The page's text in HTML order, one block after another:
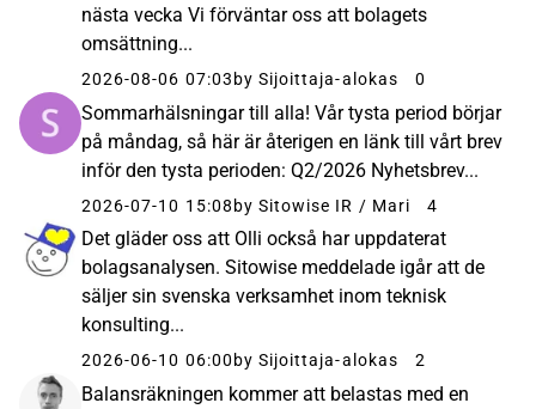
nästa vecka Vi förväntar oss att bolagets
omsättning...
2026-08-06 07:03 by Sijoittaja-alokas 0
Sommarhälsningar till alla! Vår tysta period börjar
på måndag, så här är återigen en länk till vårt brev
inför den tysta perioden: Q2/2026 Nyhetsbrev...
2026-07-10 15:08 by Sitowise IR / Mari 4
Det gläder oss att Olli också har uppdaterat
bolagsanalysen. Sitowise meddelade igår att de
säljer sin svenska verksamhet inom teknisk
konsulting...
2026-06-10 06:00 by Sijoittaja-alokas 2
Balansräkningen kommer att belastas med en